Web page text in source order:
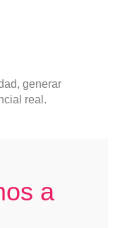
generar
real.
a